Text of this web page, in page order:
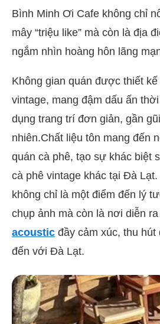
Bình Minh Ơi Cafe không chỉ
mây “triệu like” mà còn là địa
ngắm nhìn hoàng hôn lãng
Không gian quán được thiết
vintage, mang đậm dấu ấn
dụng trang trí đơn giản, gần
nhiên.Chất liệu tôn mang đến
quán cà phê, tạo sự khác biệt
cà phê vintage khác tại Đà
không chỉ là một điểm đến lý
chụp ảnh mà còn là nơi diễn
acoustic đầy cảm xúc, thu hút
đến với Đà Lạt.